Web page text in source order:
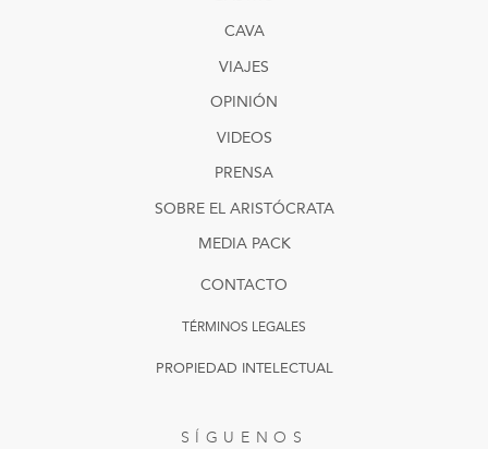
CAVA
VIAJES
OPINIÓN
VIDEOS
PRENSA
SOBRE EL ARISTÓCRATA
MEDIA PACK
SÍGUENOS
PROPIEDAD INTELECTUAL
TÉRMINOS LEGALES
CONTACTO